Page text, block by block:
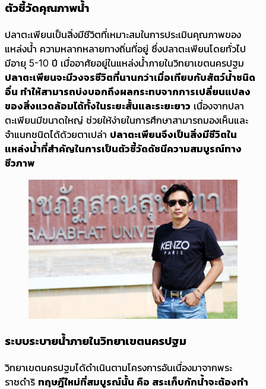
ตัวชี้วัดคุณภาพน้ำ
ปลาตะเพียนเป็นสิ่งมีชีวิตที่เหมาะสมในการประเมินคุณภาพของ
แหล่งน้ำ ความหลากหลายทางถิ่นที่อยู่ ซึ่งปลาตะเพียนโดยทั่วไป
มีอายุ 5-10 ปี เมื่ออาศัยอยู่ในแหล่งน้ำภายในวิทยาเขตนครปฐม
ปลาตะเพียนจะมีวงจรชีวิตที่นานกว่าเมื่อเทียบกับสัตว์น้ำชนิด
อื่น ทำให้สามารถบ่งบอกถึงผลกระทบจากการเปลี่ยนแปลง
ของสิ่งแวดล้อมได้ทั้งในระยะสั้นและระยะยาว เนื่องจากปลา
ตะเพียนมีขนาดใหญ่ ช่วยให้ง่ายในการศึกษาสามารถมองเห็นและ
จำแนกชนิดได้ด้วยตาเปล่า ปลาตะเพียนจึงเป็นสิ่งมีชีวิตใน
แหล่งน้ำที่สำคัญในการเป็นตัวชี้วัดดัชนีความสมบูรณ์ทาง
ชีวภาพ
ระบบระบายน้ำภายในวิทยาเขตนครปฐม
วิทยาเขตนครปฐมได้ดำเนินตามโครงการอันเนื่องมาจากพระ
ราชดำริ ทฤษฎีใหม่ที่สมบูรณ์นั้น คือ สระเก็บกักน้ำจะต้องทำ